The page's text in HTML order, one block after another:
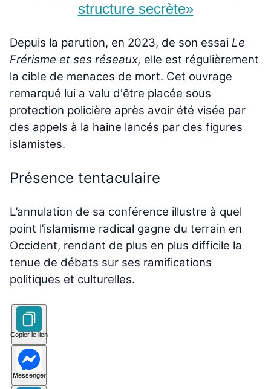
structure secrète»
Depuis la parution, en 2023, de son essai Le
Frérisme et ses réseaux, elle est régulièrement
la cible de menaces de mort. Cet ouvrage
remarqué lui a valu d'être placée sous
protection policière après avoir été visée par
des appels à la haine lancés par des figures
islamistes.
Présence tentaculaire
L’annulation de sa conférence illustre à quel
point l’islamisme radical gagne du terrain en
Occident, rendant de plus en plus difficile la
tenue de débats sur ses ramifications
politiques et culturelles.
Copier le lien
Messenger